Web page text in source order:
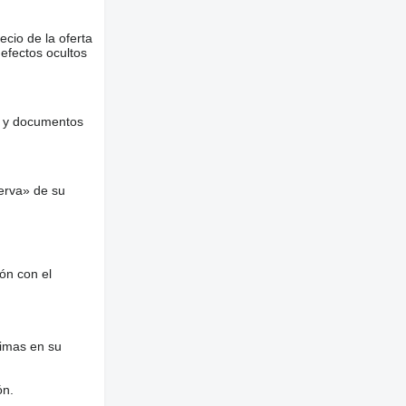
de la oferta
ocultos
documentos
de su
con el
en su